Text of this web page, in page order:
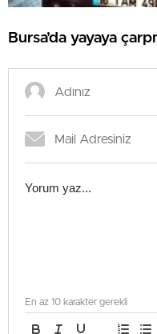
Bursa’da yayaya
En az 10 karakter gerekli